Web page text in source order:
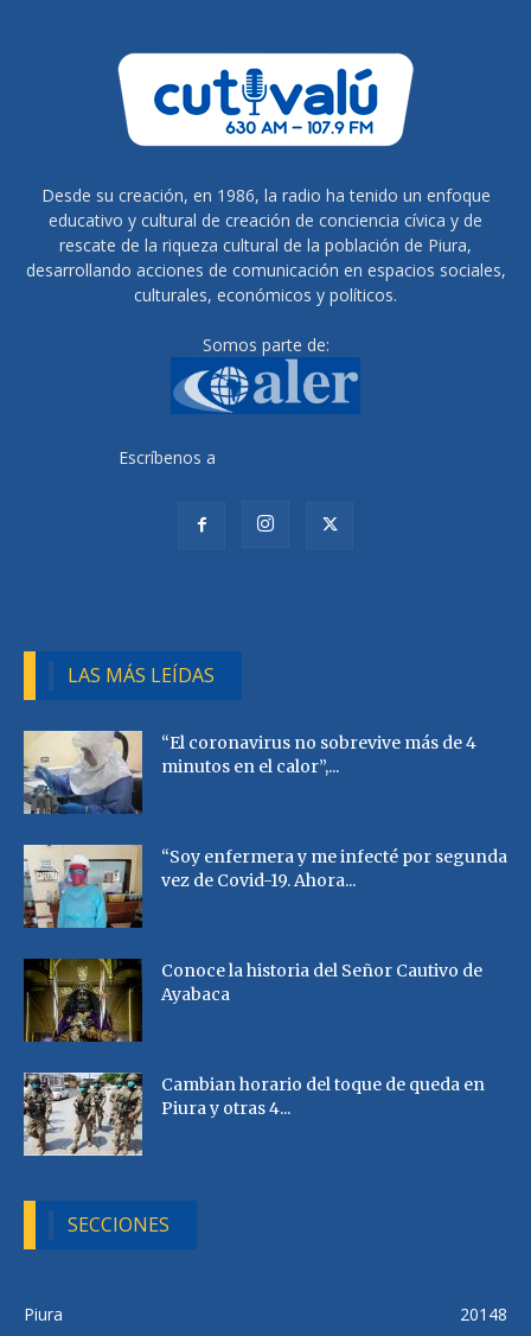
Desde su creación, en 1986, la radio ha tenido un enfoque
educativo y cultural de creación de conciencia cívica y de
rescate de la riqueza cultural de la población de Piura,
desarrollando acciones de comunicación en espacios sociales,
culturales, económicos y políticos.
Somos parte de:
Escríbenos a
LAS MÁS LEÍDAS
“El coronavirus no sobrevive más de 4
minutos en el calor”,...
“Soy enfermera y me infecté por segunda
vez de Covid-19. Ahora...
Conoce la historia del Señor Cautivo de
Ayabaca
Cambian horario del toque de queda en
Piura y otras 4...
SECCIONES
Piura 20148